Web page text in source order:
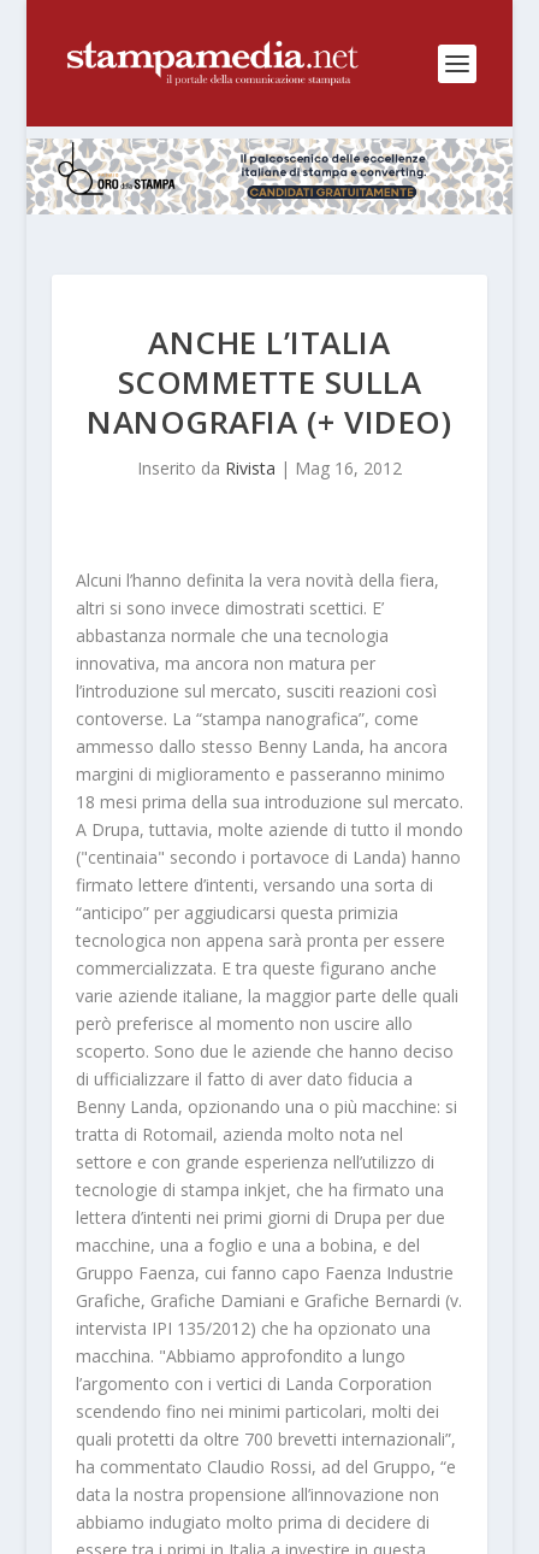
ANCHE L’ITALIA
SCOMMETTE SULLA
NANOGRAFIA (+ VIDEO)
Inserito da Rivista | Mag 16, 2012
Alcuni l’hanno definita la vera novità della fiera,
altri si sono invece dimostrati scettici. E’
abbastanza normale che una tecnologia
innovativa, ma ancora non matura per
l’introduzione sul mercato, susciti reazioni così
contoverse. La “stampa nanografica”, come
ammesso dallo stesso Benny Landa, ha ancora
margini di miglioramento e passeranno minimo
18 mesi prima della sua introduzione sul mercato.
A Drupa, tuttavia, molte aziende di tutto il mondo
("centinaia" secondo i portavoce di Landa) hanno
firmato lettere d’intenti, versando una sorta di
“anticipo” per aggiudicarsi questa primizia
tecnologica non appena sarà pronta per essere
commercializzata. E tra queste figurano anche
varie aziende italiane, la maggior parte delle quali
però preferisce al momento non uscire allo
scoperto. Sono due le aziende che hanno deciso
di ufficializzare il fatto di aver dato fiducia a
Benny Landa, opzionando una o più macchine: si
tratta di Rotomail, azienda molto nota nel
settore e con grande esperienza nell’utilizzo di
tecnologie di stampa inkjet, che ha firmato una
lettera d’intenti nei primi giorni di Drupa per due
macchine, una a foglio e una a bobina, e del
Gruppo Faenza, cui fanno capo Faenza Industrie
Grafiche, Grafiche Damiani e Grafiche Bernardi (v.
intervista IPI 135/2012) che ha opzionato una
macchina. "Abbiamo approfondito a lungo
l’argomento con i vertici di Landa Corporation
scendendo fino nei minimi particolari, molti dei
quali protetti da oltre 700 brevetti internazionali”,
ha commentato Claudio Rossi, ad del Gruppo, “e
data la nostra propensione all’innovazione non
abbiamo indugiato molto prima di decidere di